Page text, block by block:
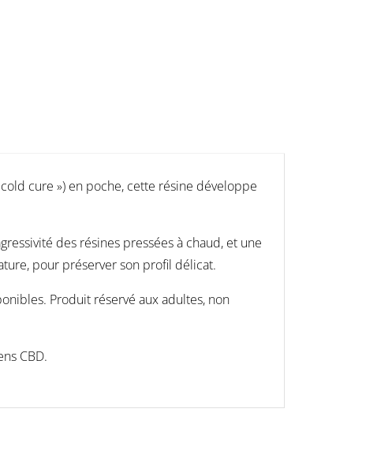
cure ») en poche, cette résine développe
des résines pressées à chaud, et une
pour préserver son profil délicat.
Produit réservé aux adultes, non
CBD.